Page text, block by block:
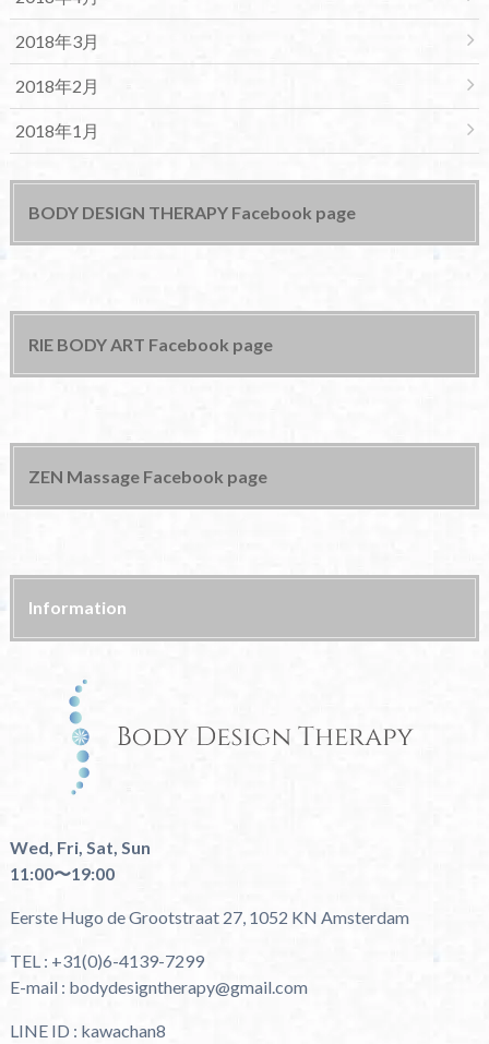
2018年3月
2018年2月
2018年1月
BODY DESIGN THERAPY Facebook page
RIE BODY ART Facebook page
ZEN Massage Facebook page
Information
Wed, Fri, Sat, Sun
11:00〜19:00
Eerste Hugo de Grootstraat 27, 1052 KN Amsterdam
TEL : +31(0)6-4139-7299
E-mail : bodydesigntherapy@gmail.com
LINE ID : kawachan8